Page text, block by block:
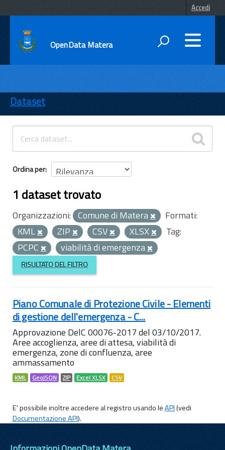
Accedi
OpenData Matera
ENTI
TEMI
INFORMAZIONI
Dataset
Ordina per
1 dataset trovato
Organizzazioni: Comune di Matera
Formati:
KML
ZIP CSV XLSX
Tag:
PCPC
viabilità di emergenza
RISULTATO DEL FILTRO
Piano Comunale di Protezione Civile - Elementi
di gestione dell'emergenza - C...
Approvazione DelC 00076-2017 del 03/10/2017.
Aree accoglienza, aree di attesa, viabilità di
emergenza, zone di confluenza, aree
ammassamento
KML GeoJSON ZIP Excel XLSX CSV
E' possibile inoltre accedere al registro usando leAPI(vedi
Documentazione API).